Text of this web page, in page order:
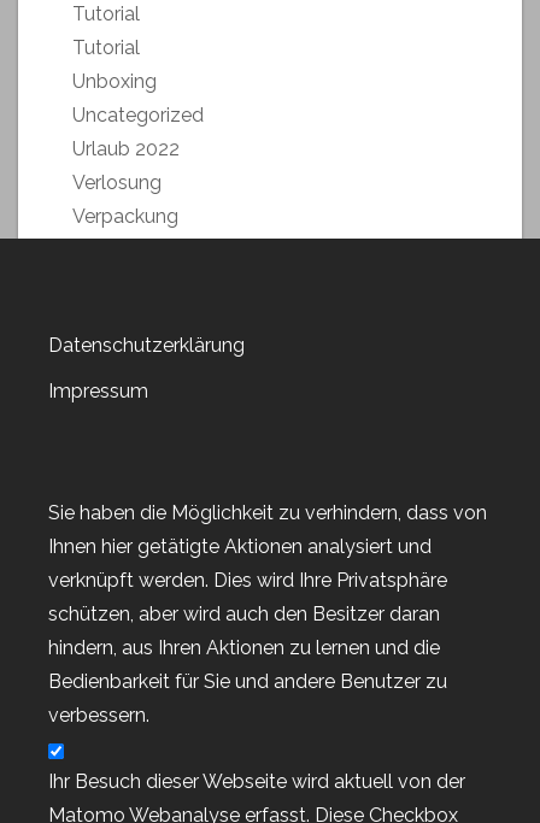
Tutorial
Tutorial
Unboxing
Uncategorized
Urlaub 2022
Verlosung
Verpackung
Video-Anleitung
Weihnachstmarkt 2018
Weltkartenbasteltag 2020
Weltkartenbasteltag 2021
Weltkartenbasteltag 2022
Wert-Gutscheine
Workshop
Workshop-Goodies
Workshop-Termine
Workshop-Termine 2022
Datenschutzerklärung
Impressum
Sie haben die Möglichkeit zu verhindern, dass von
Ihnen hier getätigte Aktionen analysiert und
verknüpft werden. Dies wird Ihre Privatsphäre
schützen, aber wird auch den Besitzer daran
hindern, aus Ihren Aktionen zu lernen und die
Bedienbarkeit für Sie und andere Benutzer zu
verbessern.
Ihr Besuch dieser Webseite wird aktuell von der
Matomo Webanalyse erfasst. Diese Checkbox